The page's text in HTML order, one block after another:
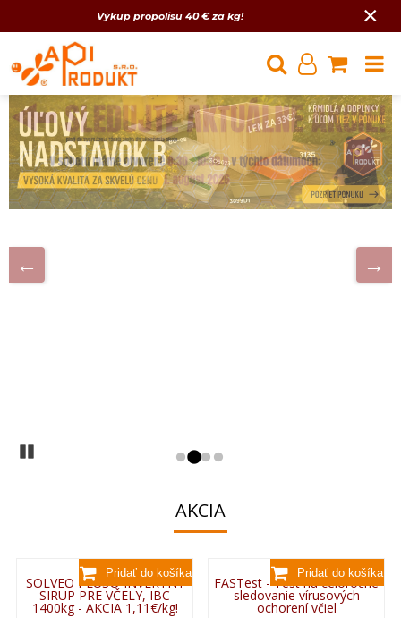
Výkup propolisu 40 € za kg! ×
Prejsť na snímku
Prejsť na snímku
Prejsť na
Prejsť na
AKCIA
SOLVEO PLUS® INVERTNÝ
SIRUP PRE VČELY, IBC
1400kg - AKCIA 1,11€/kg!
FASTest - Test na celoročné
sledovanie vírusových
ochorení včiel